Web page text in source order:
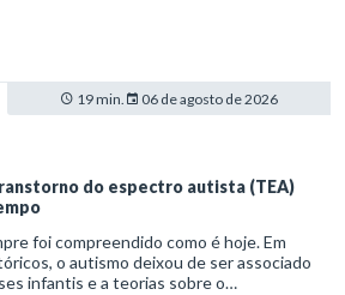
19 min. 06 de agosto de 2026
do espectro autista (TEA)
foi compreendido como é hoje. Em
o autismo deixou de ser associado
infantis e a teorias sobre o